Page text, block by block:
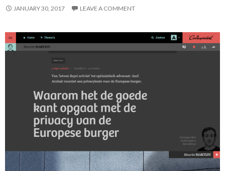
JANUARY 30, 2017 LEAVE A COMMENT